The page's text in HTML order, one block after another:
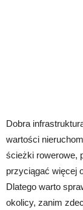
Dobra
wartości
ścieżki rowerowe,
przyciągać więcej
Dlatego warto
okolicy, zanim